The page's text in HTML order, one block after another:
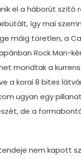
el a háborút
így mai
máig töretlen, a
Rock Man-
mondtak a
a korai 8 bites
ugyan egy
de a
nem kapott